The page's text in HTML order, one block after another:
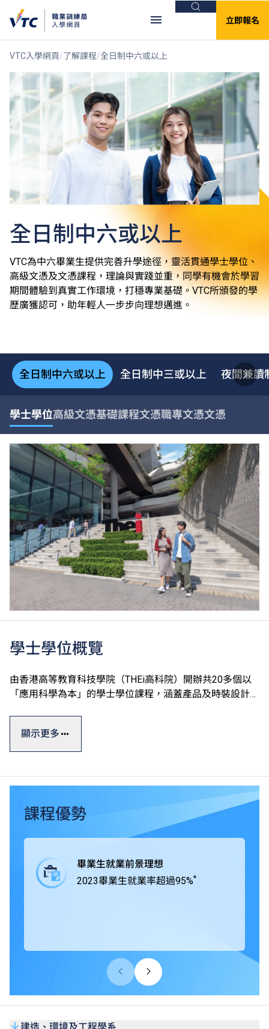
搜尋
立即報名
VTC入學網頁 了解課程 全日制中六或以上
全日制中六或以上
VTC為中六畢業生提供完善升學途徑，靈活貫通學士學位、
高級文憑及文憑課程，理論與實踐並重，同學有機會於學習
期間體驗到真實工作環境，打穩專業基礎。VTC所頒發的學
歷廣獲認可，助年輕人一步步向理想邁進。
全日制中六或以上 全日制中三或以上 夜間兼讀
學士學位高級文憑基礎課程文憑職專文憑文憑
學士學位概覽
由香港高等教育科技學院（THEi高科院）開辦共20多個以
「應用科學為本」的學士學位課程，涵蓋產品及時裝設計、
碼科技及創新商業七大學術領域。
知識，透過應用科學為本的教學方式及着重應用的課程設
計，確保學生能夠做到融會貫通，學以致用。THEi透過與
業界緊密合作，在課程中為學生提供工作綜合學習（Work-
integrated Learning, WIL），學生得以通過專題研習積極與
業界合作，獲取實戰經驗，所掌握的專業技術及知識可以應
THEi高科院所有學士學位課程均獲香港學術及職業資歷評
顯示更多
課程優勢
畢業生就業前景理想
2023畢業生就業率超過95%*
建造、環境及工程學系